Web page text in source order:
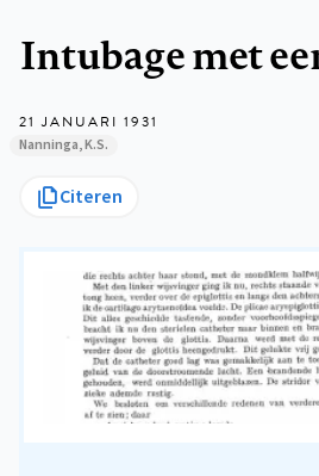
Intubage met
21 JANUARI 1931
Nanninga, K.S.
Citeren